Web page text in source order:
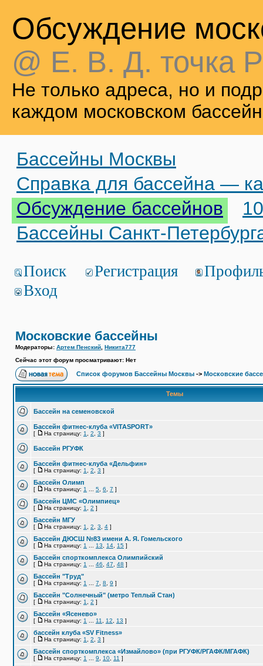
Обсуждение
@ Е. В. Д. точка
Не только адреса, но и
каждом московском
Бассейны Москвы
Справка для бассейна —
Обсуждение бассейнов
Бассейны Санкт-
Поиск Регистрация
Вход
Московские бассейны
Модераторы: Артем Пенский Никита777
Сейчас этот форум просматривают: Нет
Список форумов Бассейны Москвы -> Московские
Темы
Бассейн на семеновской
Бассейн фитнес-клуба «VITASPORT»
[ На страницу: 1 2 3 ]
Бассейн РГУФК
Бассейн фитнес-клуба «Дельфин»
[ На страницу: 1 2 3 ]
Бассейн Олимп
[ На страницу: 1 5 6 7 ]
Бассейн ЦМС «Олимпиец»
[ На страницу: 1 2 ]
Бассейн МГУ
[ На страницу: 1 2 3 4 ]
Бассейн ДЮСШ №83 имени А. Я. Гомельского
[ На страницу: 1 13 14 15 ]
Бассейн спорткомплекса Олимпийский
[ На страницу: 1 46 47 48 ]
Бассейн "Труд"
[ На страницу: 1 7 8 9 ]
Бассейн "Солнечный" (метро Теплый Стан)
[ На страницу: 1 2 ]
Бассейн «Ясенево»
[ На страницу: 1 11 12 13 ]
бассейн клуба «SV Fitness»
[ На страницу: 1 2 3 ]
Бассейн спорткомплекса «Измайлово» (при РГУФК/РГАФК/МГАФК)
[ На страницу: 1 9 10 11 ]